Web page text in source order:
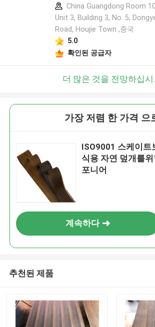
China Guangdong Room
Unit 3, Building 3, No. 5,
Road, Houjie Town ,중국
5.0
확인된 공급자
더 많은 것을 전망하십시
가장 저렴 한 가격 으
ISO9001 스케이트
식용 자연 덮개를
포니어
계속하다
추천된 제품